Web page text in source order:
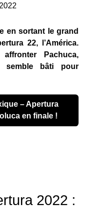
en sortant le grand
22, l’América.
Pachuca,
bâti pour
– Apertura
en finale !
2022 :